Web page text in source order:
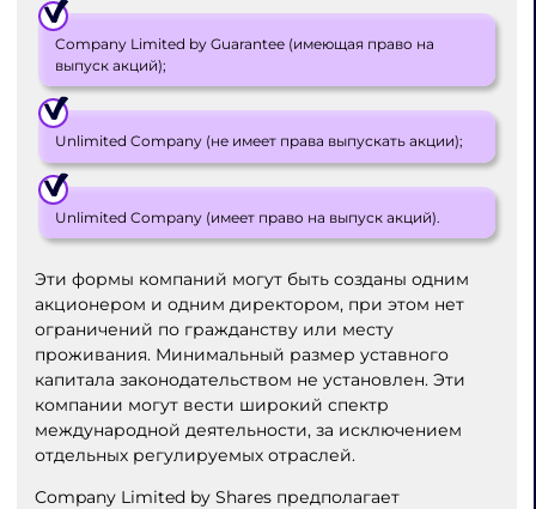
Company Limited by Guarantee (имеющая право на
выпуск акций);
Unlimited Company (не имеет права выпускать акции);
Unlimited Company (имеет право на выпуск акций).
Эти формы компаний могут быть созданы одним
акционером и одним директором, при этом нет
ограничений по гражданству или месту
проживания. Минимальный размер уставного
капитала законодательством не установлен. Эти
компании могут вести широкий спектр
международной деятельности, за исключением
отдельных регулируемых отраслей.
Company Limited by Shares предполагает